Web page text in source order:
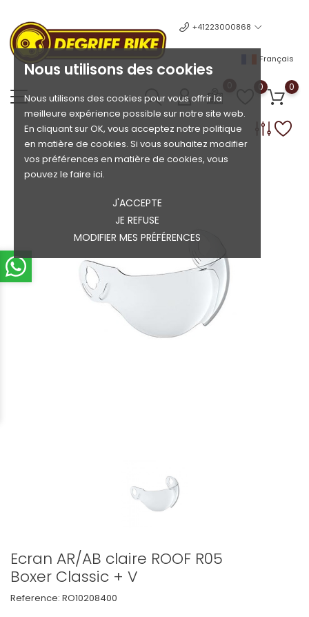
Nous utilisons des cookies
Nous utilisons des cookies pour vous offrir la
meilleure expérience possible sur notre site web.
En cliquant sur OK, vous acceptez notre politique
en matière de cookies. Si vous souhaitez modifier
vos préférences en matière de cookies, vous
pouvez le faire ici.
J'ACCEPTE
JE REFUSE
MODIFIER MES PRÉFÉRENCES
+41223000868
Français
0 0
Ecran AR/AB claire ROOF R05
Boxer Classic + V
Reference: RO10208400